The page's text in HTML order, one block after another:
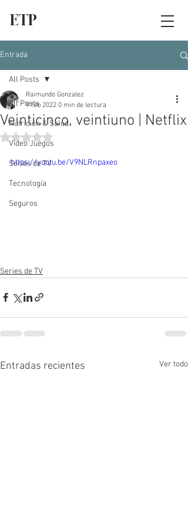
ETP
Entrada
All Posts
Nutrición & Salud
Video Juegos
Series de TV
Tecnología
Seguros
All Posts
Veinticinco, veintiuno | Netflix
Raimundo Gonzalez
9 feb 2022 0 min de lectura
Obtuvo NaN de 5 estrellas.
https://youtu.be/V9NLRnpaxeo
Series de TV
Entradas recientes Ver todo